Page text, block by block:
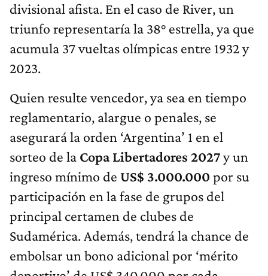
divisional afista. En el caso de River, un
triunfo representaría la 38° estrella, ya que
acumula 37 vueltas olímpicas entre 1932 y
2023.
Quien resulte vencedor, ya sea en tiempo
reglamentario, alargue o penales, se
asegurará la orden ‘Argentina’ 1 en el
sorteo de la Copa Libertadores 2027y un
ingreso mínimo de US$ 3.000.000 por su
participación en la fase de grupos del
principal certamen de clubes de
Sudamérica. Además, tendrá la chance de
embolsar un bono adicional por ‘mérito